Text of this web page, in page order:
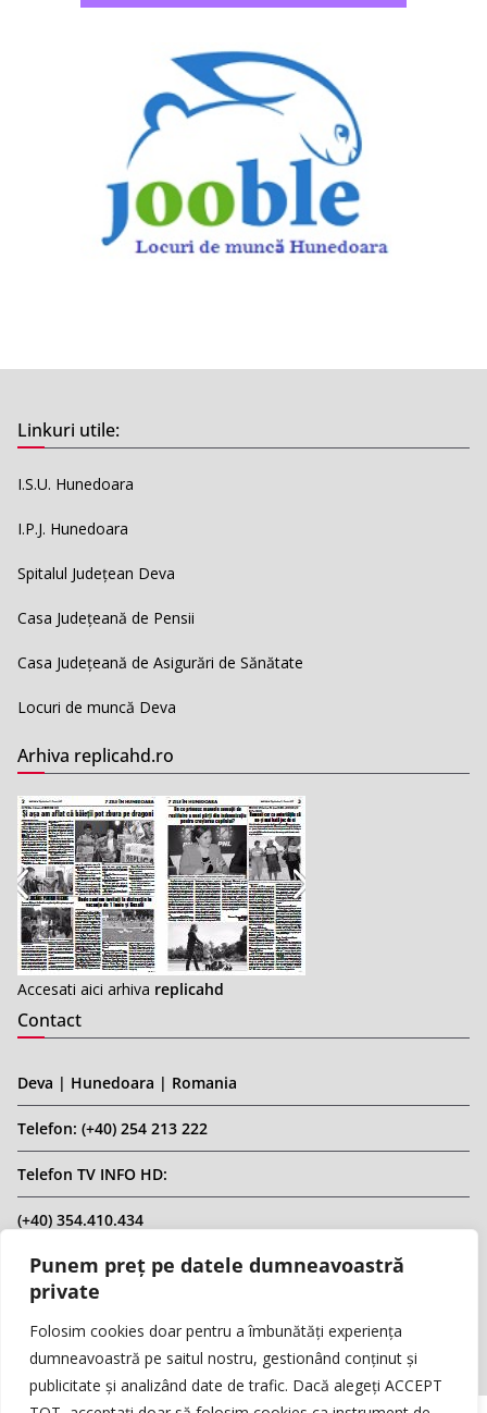
Punem preț pe datele dumneavoastră
private
Folosim cookies doar pentru a îmbunătăți experiența
dumneavoastră pe saitul nostru, gestionând conținut și
publicitate și analizând date de trafic. Dacă alegeți ACCEPT
Linkuri utile:
I.S.U. Hunedoara
I.P.J. Hunedoara
Spitalul Județean Deva
Casa Județeană de Pensii
Casa Județeană de Asigurări de Sănătate
Locuri de muncă Deva
Arhiva replicahd.ro
Accesati aici arhiva replicahd
Contact
Deva | Hunedoara | Romania
Telefon: (+40) 254 213 222
Telefon TV INFO HD:
(+40) 354.410.434
Email: infohd20@gmail.com
Website: www.replicahd.ro